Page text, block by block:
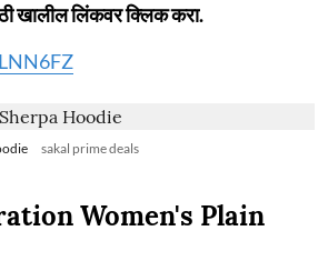
खालील लिंकवर क्लिक करा.
sakal prime deals
Women's Plain